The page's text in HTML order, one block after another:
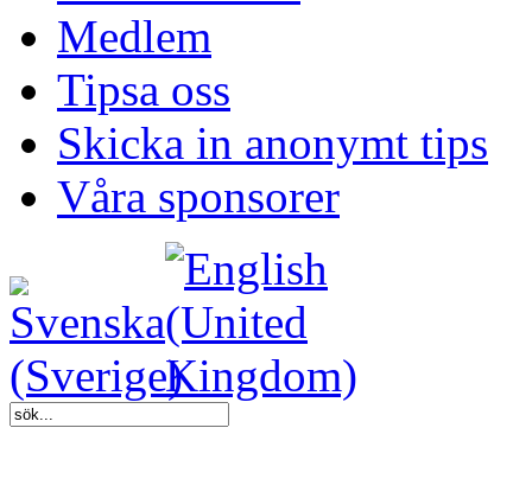
Medlem
Tipsa oss
Skicka in anonymt tips
Våra sponsorer